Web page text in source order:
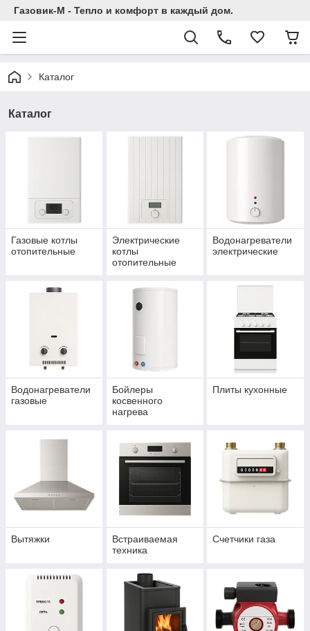
Газовик-М - Тепло и комфорт в каждый дом.
Каталог
Каталог
Газовые котлы
отопительные
Электрические
котлы
отопительные
Водонагреватели
электрические
Водонагреватели
газовые
Бойлеры
косвенного
нагрева
Плиты кухонные
Вытяжки
Встраиваемая
техника
Счетчики газа